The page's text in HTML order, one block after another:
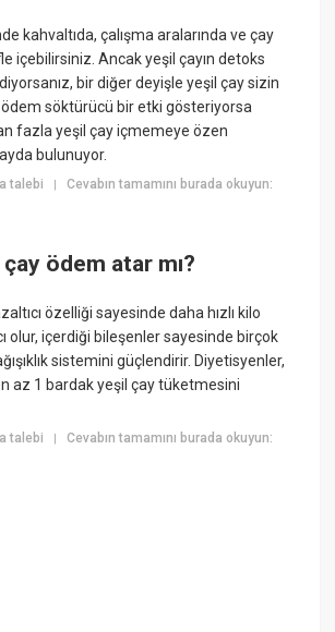
kahvaltıda, çalışma aralarında ve çay
içebilirsiniz. Ancak yeşil çayın detoks
bir diğer deyişle yeşil çay sizin
söktürücü bir etki gösteriyorsa
fazla yeşil çay içmemeye özen
bulunuyor.
talebi |Cevabın tamamını burada okuyun:
ödem atar mı?
özelliği sayesinde daha hızlı kilo
olur, içerdiği bileşenler sayesinde birçok
sistemini güçlendirir. Diyetisyenler,
az 1 bardak yeşil çay tüketmesini
talebi |Cevabın tamamını burada okuyun: